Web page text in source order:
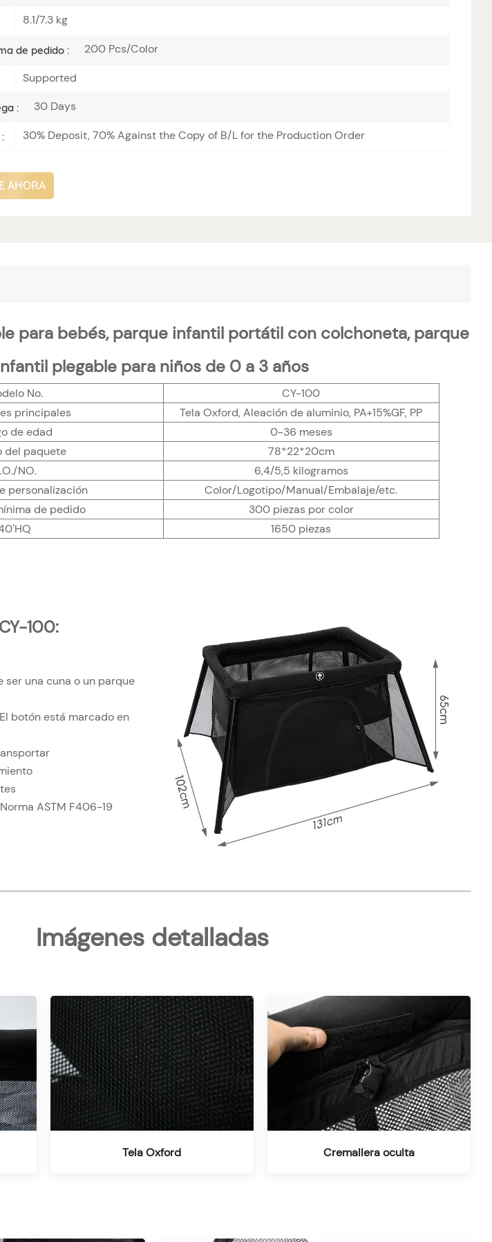
8.1/7.3 kg
de pedido : 200 Pcs/Color
Supported
: 30 Days
30% Deposit, 70% Against the Copy of B/L for the Production Order
AHORA
para bebés, parque infantil portátil con colchoneta, parque
plegable para niños de 0 a 3 años
No.
CY-100
principales
Tela Oxford, Aleación de aluminio, PA+15%GF, PP
de edad
0-36 meses
del paquete
78*22*20cm
NO.
6,4/5,5 kilogramos
personalización
Color/Logotipo/Manual/Embalaje/etc.
de pedido
300 piezas por color
1650 piezas
100:
ser una cuna o un parque
botón está marcado en
Norma ASTM F406-19
Imágenes detalladas
Tela Oxford Cremallera oculta